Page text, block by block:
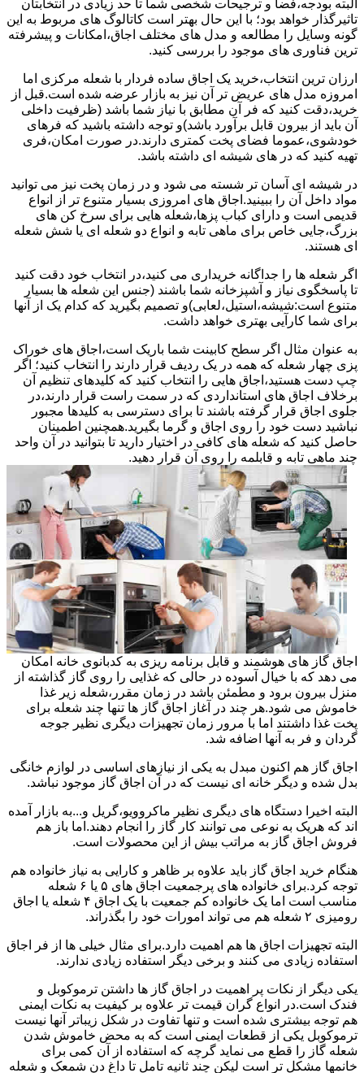
البته بودجه،فضا و ترجیحات شخصی شما تا حد زیادی در انتخابتان
تاثیرگذار خواهد بود؛ با این حال بهتر است کاتالوگ های مربوط به این
گونه وسایل را مطالعه و مدل های مختلف اجاق،امکانات و پیشرفته
ترین فناوری های موجود را بررسی کنید.
ارزان ترین انتخاب،خرید یک اجاق ساده فردار با شعله مرکزی اما
امروزه مدل های عریض تر آن نیز به بازار عرضه شده است.قبل از
خرید،دقت کنید که فر آن مطابق با نیاز شما باشد (ظرفیت داخلی
آن باید از بیرون قابل برآورد باشد)و توجه داشته باشید که فرهای
خودشوی،عموما فضای پخت کمتری دارند.در صورت امکان،فری
تهیه کنید که در های شیشه ای داشته باشد.
در شیشه ای آسان تر شسته می شود و در زمان پخت نیز می توانید
مواد داخل آن را ببینید.اجاق های امروزی بسیار متنوع تر از انواع
قدیمی است و دارای کباب پزها،شعله هایی برای سرخ کن های
بزرگ،جایی خاص برای ماهی تابه و انواع دو شعله ای یا شش شعله
ای هستند.
اگر شعله ها را جداگانه خریداری می کنید،در انتخاب خود دقت کنید
تا پاسخگوی نیاز و آشپزخانه شما باشند (جنس این شعله ها بسیار
متنوع است:شیشه،استیل،لعابی)و تصمیم بگیرید که کدام یک از آنها
برای شما کارآیی بهتری خواهد داشت.
به عنوان مثال اگر سطح کابینت شما باریک است،اجاق های خوراک
پزی چهار شعله که همه در یک ردیف قرار دارند را انتخاب کنید؛ اگر
چپ دست هستید،اجاق هایی را انتخاب کنید که کلیدهای تنظیم آن
برخلاف اجاق های استانداردی که در سمت راست قرار دارند،در
جلوی اجاق قرار گرفته باشند تا برای دسترسی به کلیدها مجبور
نباشید دست خود را روی اجاق و گرما بگیرید.همچنین اطمینان
حاصل کنید که شعله های کافی در اختیار دارید تا بتوانید در آن واحد
چند ماهی تابه و قابلمه را روی آن قرار دهید.
اجاق گاز های هوشمند و قابل برنامه ریزی به کدبانوی خانه امکان
می دهد که با خیال آسوده در حالی که غذایی را روی گاز گذاشته از
منزل بیرون برود و مطمئن باشد در زمان مقرر،شعله زیر غذا
خاموش می شود.هر چند در آغاز اجاق گاز ها تنها چند شعله برای
پخت غذا داشتند اما با مرور زمان تجهیزات دیگری نظیر جوجه
گردان و فر به آنها اضافه شد.
اجاق گاز هم اکنون مبدل به یکی از نیازهای اساسی در لوازم خانگی
بدل شده و دیگر خانه ای نیست که در آن اجاق گاز موجود نباشد.
البته اخیرا دستگاه های دیگری نظیر ماکروویو،گریل و...به بازار آمده
اند که هریک به نوعی می توانند کار گاز را انجام دهند.اما باز هم
فروش اجاق گاز به مراتب بیش از این محصولات است.
هنگام خرید اجاق گاز باید علاوه بر ظاهر و کارایی به نیاز خانواده هم
توجه کرد.برای خانواده های پرجمعیت اجاق های ۵ یا ۶ شعله
مناسب است اما یک خانواده کم جمعیت با یک اجاق ۴ شعله یا اجاق
رومیزی ۲ شعله هم می تواند امورات خود را بگذراند.
البته تجهیزات اجاق ها هم اهمیت دارد.برای مثال خیلی ها از فر اجاق
استفاده زیادی می کنند و برخی دیگر استفاده زیادی ندارند.
یکی دیگر از نکات پر اهمیت در اجاق گاز ها داشتن ترموکوبل و
فندک است.در انواع گران قیمت تر علاوه بر کیفیت به نکات ایمنی
هم توجه بیشتری شده است و تنها تفاوت در شکل زیباتر آنها نیست
ترموکوبل یکی از قطعات ایمنی است که به محض خاموش شدن
شعله گاز را قطع می نماید گرچه که استفاده از آن کمی برای
خانمها مشکل تر است لیکن چند ثانیه تامل تا داغ دن شمعک و شعله